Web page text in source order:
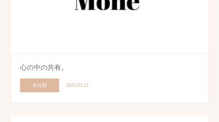
心の中の共有。
未分類 2025.03.21